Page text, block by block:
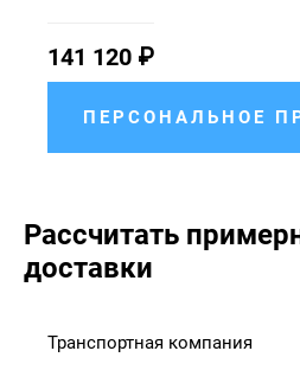
141 120 ₽
ПЕРСОНАЛЬНОЕ
Рассчитать
доставки
Транспортная компания